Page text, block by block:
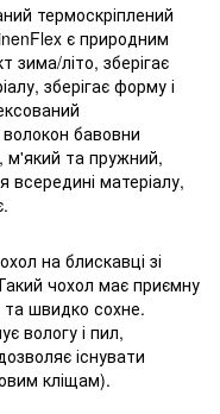
термоскріплений
є природним
зима/літо, зберігає
зберігає форму і
волокон бавовни
м'який та пружний,
всередині матеріалу,
на блискавці зі
чохол має приємну
швидко сохне.
вологу і пил,
існувати
кліщам).